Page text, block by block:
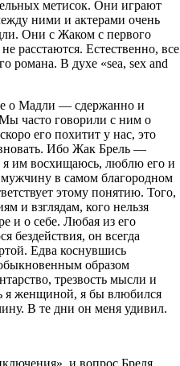
метисок. Они играют
ними и актерами очень
Они с Жаком с первого
расстаются. Естественно, все
романа. В духе «sea, sex and
о Мадли — сдержанно и
часто говорили с ним о
его похитит у нас, это
Ибо Жак Брель —
им восхищаюсь, люблю его и
в самом благородном
этому понятию. Того,
и взглядам, кого нельзя
и о себе. Любая из его
бездействия, он всегда
Едва коснувшись
образом
трезвость мысли и
я женщиной, я бы влюбился
В те дни он меня удивил.